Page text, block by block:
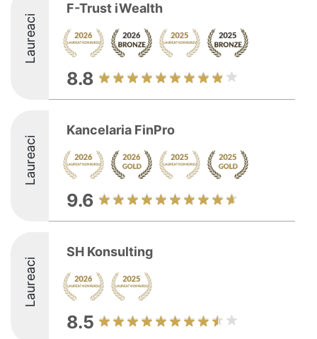
Laureaci
F-Trust iWealth
8.8
Laureaci
Kancelaria FinPro
9.6
Laureaci
SH Konsulting
8.5